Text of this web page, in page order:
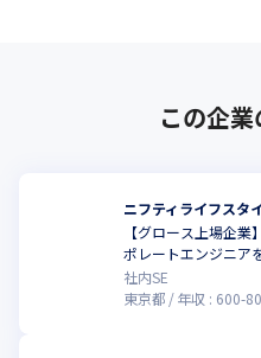
で、共に事業を創り上げていく
この企
ニフティライフスタ
【グロース上場企
ポレートエンジニア
社内SE
東京都
年収 : 600-